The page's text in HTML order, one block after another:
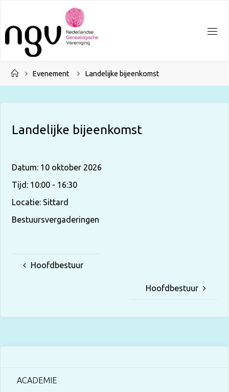
de
inhoud
HomeEvenement Landelijke bijeenkomst
Landelijke bijeenkomst
Datum: 10 oktober 2026
Tijd: 10:00 - 16:30
Locatie: Sittard
Bestuursvergaderingen
Hoofdbestuur
Hoofdbestuur
ACADEMIE